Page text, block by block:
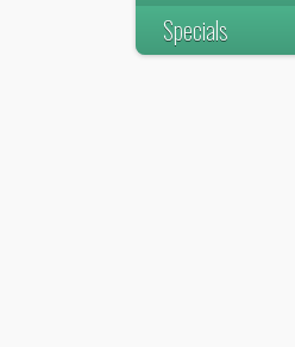
Specials